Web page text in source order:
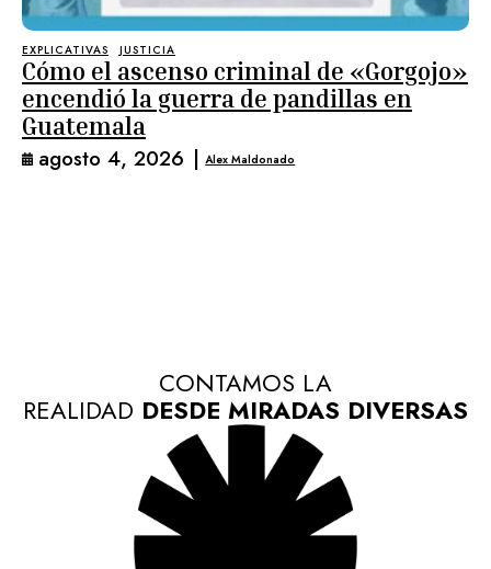
EXPLICATIVAS JUSTICIA
Cómo el ascenso criminal de «Gorgojo»
encendió la guerra de pandillas en
Guatemala
agosto 4, 2026 | Alex Maldonado
CONTAMOS LA
REALIDAD DESDE MIRADAS DIVERSAS